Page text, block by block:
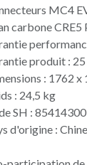
MC4
carbone CRE5
produit : 25
: 1762 x
: 24,5 kg
SH : 85414300
d'origine : Chine